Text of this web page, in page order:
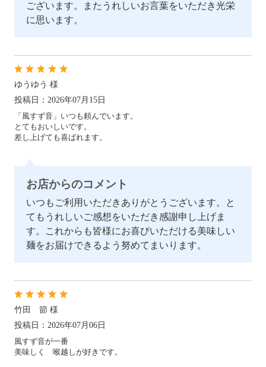
マイページ
よくあるご質問
お客様の声
パスタ
つゆ・おすすめ他
手提げ袋
ございます。またうれしいお言葉をいただき光栄
に思います。
ゆうゆう 様
投稿日：2026年07月15日
「風すず音」いつも頼んでいます。
とてもおいしいです。
差し上げても喜ばれます。
お店からのコメント
いつもご利用いただきありがとうございます。と
てもうれしいご感想をいただき感謝申し上げま
す。これからも皆様にお喜びいただける美味しい
麺をお届けできるよう努めてまいります。
竹田 節 様
投稿日：2026年07月06日
風すず音が一番
美味しく 喉越しが好きです。